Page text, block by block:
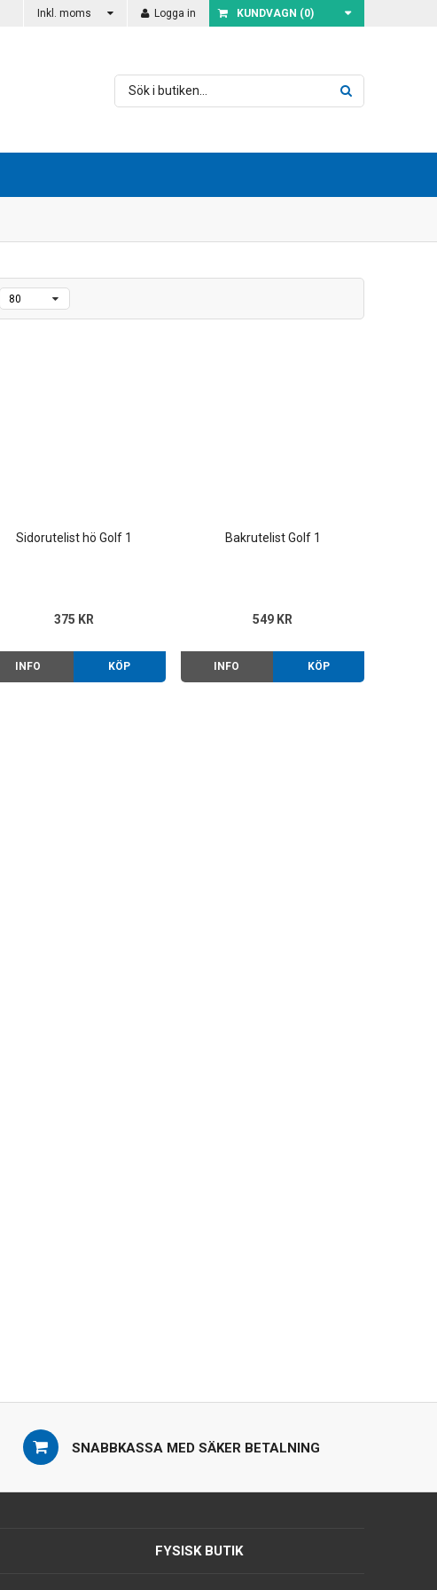
Inkl. moms Logga in KUNDVAGN (0)
Sidorutelist hö Golf 1
375 KR
INFO KÖP
Bakrutelist Golf 1
549 KR
INFO KÖP
SNABBKASSA MED SÄKER BETALNING
FYSISK BUTIK